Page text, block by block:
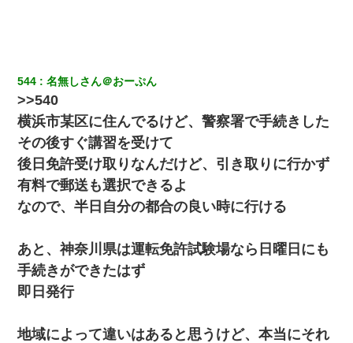
我が家のガレージに見知らぬ車。俺「もしもし、玄関にもシャッ
ターリモコンあるだろ？DOWNのボタン押してｗ」→ 待つこと１
時間弱・・・
今日夫の実家に泊ったんだけど、朝起きたら股間がなんかモッコ
リしてた
書店「息子さんが万引きしました」私「はっ？(息子目の前にいる
し…)うちの子ではないので迎えに行きません」→息子を名乗って
た人物の正体が判明するも・・・
何年か前に妹は離婚している。当時生まれた姪が義弟の子じゃな
かったため妹有責での離婚になり…
544 名無しさん＠おーぷん
>>540
横浜市某区に住んでるけど、警察署で手続きした
その後すぐ講習を受けて
後日免許受け取りなんだけど、引き取りに行かず
有料で郵送も選択できるよ
なので、半日自分の都合の良い時に行ける
あと、神奈川県は運転免許試験場なら日曜日にも
手続きができたはず
即日発行
地域によって違いはあると思うけど、本当にそれ